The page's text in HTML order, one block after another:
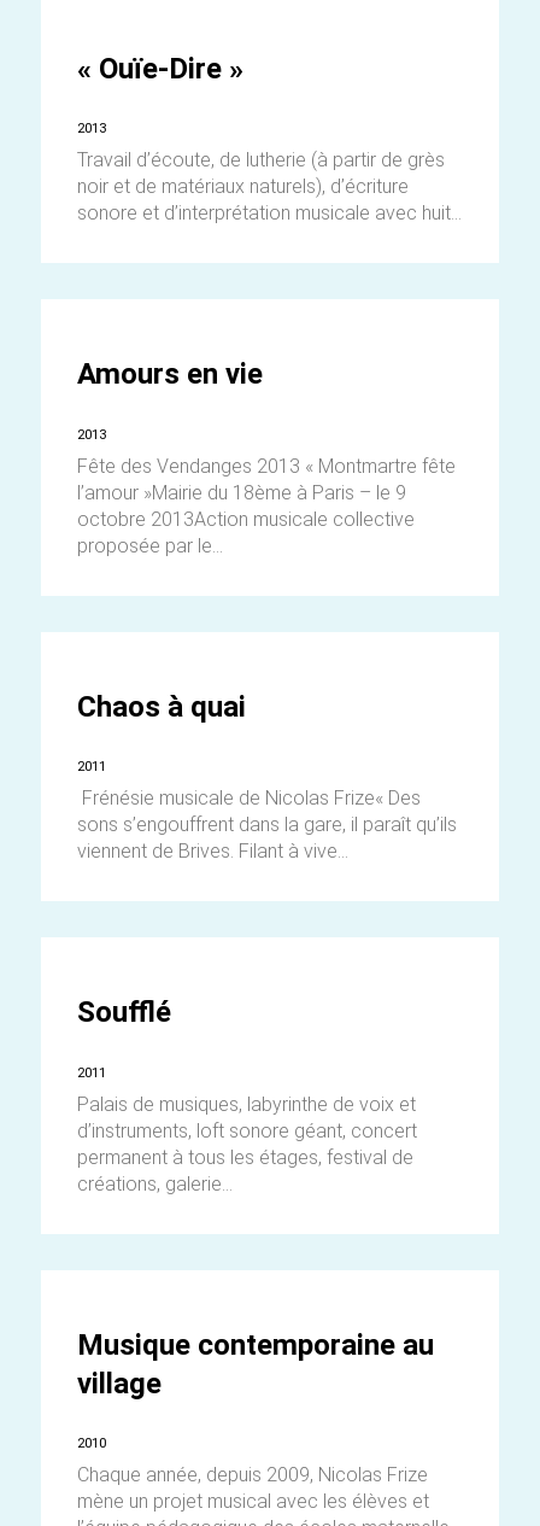
« Ouïe-Dire »
2013
Travail d’écoute, de lutherie (à partir de grès
noir et de matériaux naturels), d’écriture
sonore et d’interprétation musicale avec huit...
Amours en vie
2013
Fête des Vendanges 2013 « Montmartre fête
l’amour »Mairie du 18ème à Paris – le 9
octobre 2013Action musicale collective
proposée par le...
Chaos à quai
2011
Frénésie musicale de Nicolas Frize« Des
sons s’engouffrent dans la gare, il paraît qu’ils
viennent de Brives. Filant à vive...
Soufflé
2011
Palais de musiques, labyrinthe de voix et
d’instruments, loft sonore géant, concert
permanent à tous les étages, festival de
créations, galerie...
Musique contemporaine au
village
2010
Chaque année, depuis 2009, Nicolas Frize
mène un projet musical avec les élèves et